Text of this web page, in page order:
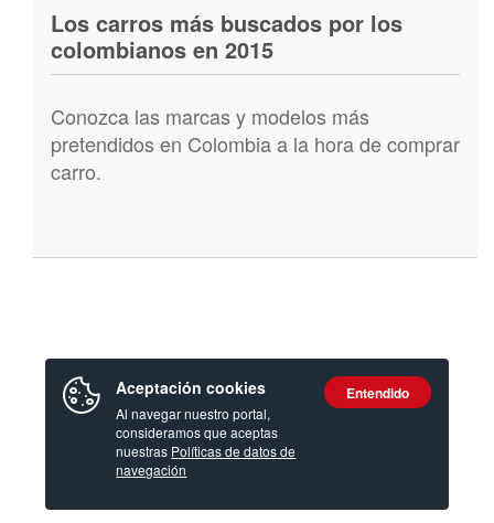
Los carros más buscados por los
colombianos en 2015
Conozca las marcas y modelos más
pretendidos en Colombia a la hora de comprar
carro.
Aceptación cookies
Al navegar nuestro portal,
consideramos que aceptas
nuestras Políticas de datos de
navegación
Entendido